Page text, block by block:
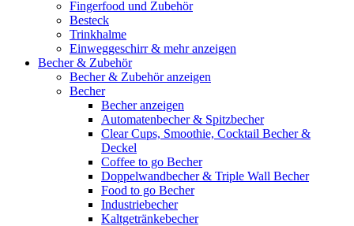
Fingerfood und Zubehör
Besteck
Trinkhalme
Einweggeschirr & mehr anzeigen
Becher & Zubehör
Becher & Zubehör anzeigen
Becher
Becher anzeigen
Automatenbecher & Spitzbecher
Clear Cups, Smoothie, Cocktail Becher &
Deckel
Coffee to go Becher
Doppelwandbecher & Triple Wall Becher
Food to go Becher
Industriebecher
Kaltgetränkebecher